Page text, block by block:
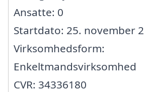
Ansatte: 0
Startdato: 25. november
Virksomhedsform:
Enkeltmandsvirksomhed
CVR: 34336180